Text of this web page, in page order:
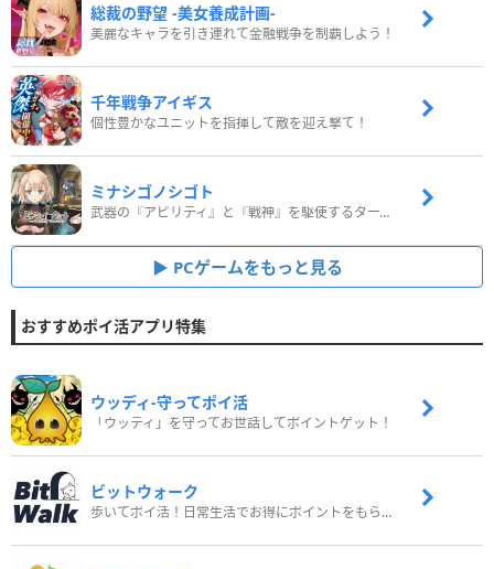
総裁の野望 -美女養成計画-
美麗なキャラを引き連れて金融戦争を制覇しよう！
千年戦争アイギス
個性豊かなユニットを指揮して敵を迎え撃て！
ミナシゴノシゴト
武器の『アビリティ』と『戦神』を駆使するターン制コマンドバトルRPG！
PCゲームをもっと見る
おすすめポイ活アプリ特集
ウッディ‐守ってポイ活
「ウッディ」を守ってお世話してポイントゲット！
ビットウォーク
歩いてポイ活！日常生活でお得にポイントをもらおう